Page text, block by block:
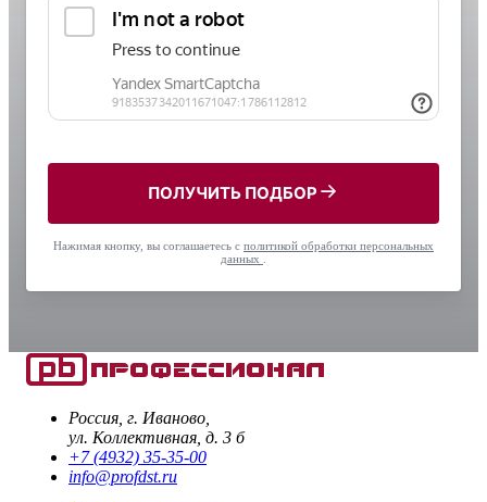
ПОЛУЧИТЬ ПОДБОР
Нажимая кнопку, вы соглашаетесь с политикой обработки персональных
данных
Россия, г. Иваново,
ул. Коллективная, д. 3 б
+7 (4932) 35-35-00
info@profdst.ru